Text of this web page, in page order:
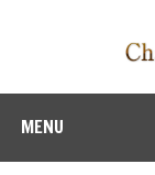
MENU